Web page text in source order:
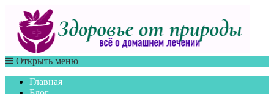
Открыть меню
Главная